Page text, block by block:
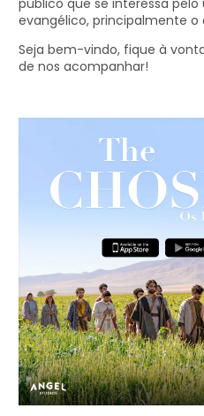
público que se interessa pelo
evangélico, principalmente o
Seja bem-vindo, fique à
de nos acompanhar!